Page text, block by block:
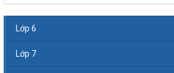
Lớp 6
Lớp 7